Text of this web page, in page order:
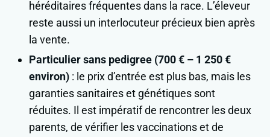
héréditaires fréquentes dans la race. L’éleveur
reste aussi un interlocuteur précieux bien après
la vente.
Particulier sans pedigree (700 € – 1 250 €
environ) : le prix d’entrée est plus bas, mais les
garanties sanitaires et génétiques sont
réduites. Il est impératif de rencontrer les deux
parents, de vérifier les vaccinations et de